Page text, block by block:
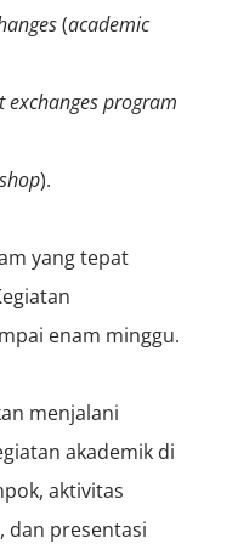
(academic
exchanges program
).
yang tepat
enam minggu.
menjalani
akademik di
aktivitas
dan presentasi